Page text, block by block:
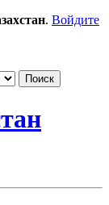
. Войдите